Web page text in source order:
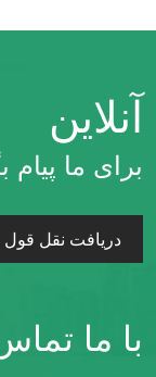
آنلاین
برای ما پیام
دریافت نقل قول
با ما